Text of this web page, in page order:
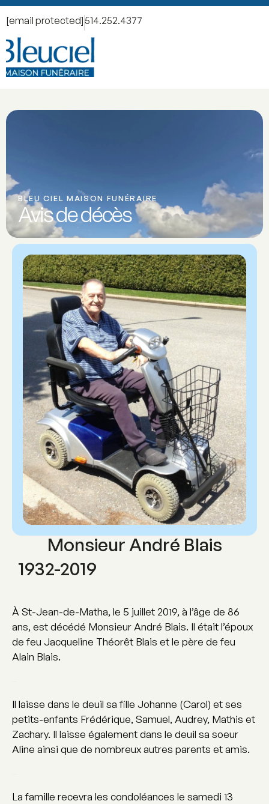
[email protected] 514.252.4377
BLEU CIEL MAISON FUNÉRAIRE
Avis de décès
À St-Jean-de-Matha, le 5 juillet 2019, à l’âge de 86
ans, est décédé Monsieur André Blais. Il était l’époux
de feu Jacqueline Théorêt Blais et le père de feu
Alain Blais.
Il laisse dans le deuil sa fille Johanne (Carol) et ses
petits-enfants Frédérique, Samuel, Audrey, Mathis et
Zachary. Il laisse également dans le deuil sa soeur
Aline ainsi que de nombreux autres parents et amis.
La famille recevra les condoléances le samedi 13
Monsieur André Blais
1932-2019